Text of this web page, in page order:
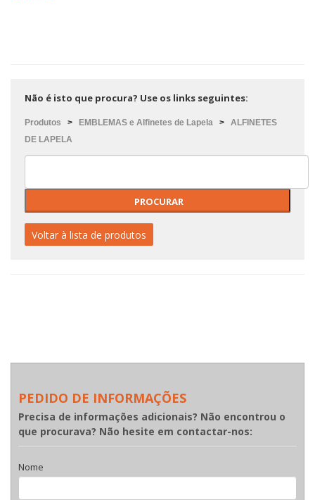
Não é isto que procura? Use os links seguintes:
Produtos > EMBLEMAS e Alfinetes de Lapela > ALFINETES
DE LAPELA
Voltar à lista de produtos
PEDIDO DE INFORMAÇÕES
Precisa de informações adicionais? Não encontrou o
que procurava? Não hesite em contactar-nos:
Nome